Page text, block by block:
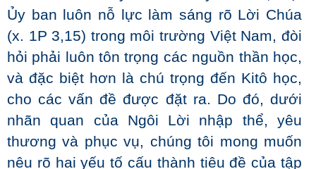
Ủy ban luôn nỗ lực làm sáng rõ Lời Chúa
(x. 1P 3,15) trong môi trường Việt Nam, đòi
hỏi phải luôn tôn trọng các nguồn thần học,
và đặc biệt hơn là chú trọng đến Kitô học,
cho các vấn đề được đặt ra. Do đó, dưới
nhãn quan của Ngôi Lời nhập thể, yêu
thương và phục vụ, chúng tôi mong muốn
nêu rõ hai yếu tố cấu thành tiêu đề của tập